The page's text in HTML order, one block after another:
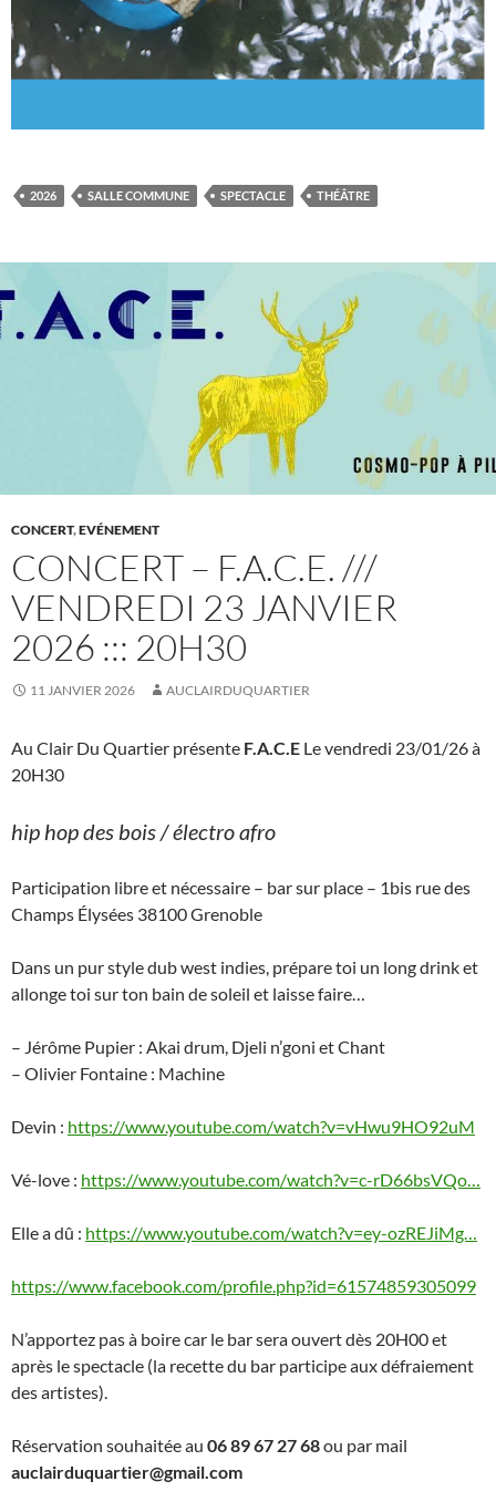
2026 SALLE COMMUNE SPECTACLE THÉÂTRE
CONCERT,EVÉNEMENT
CONCERT – F.A.C.E. ///
VENDREDI 23 JANVIER
2026 ::: 20H30
11 JANVIER 2026 AUCLAIRDUQUARTIER
Au Clair Du Quartier présente F.A.C.E Le vendredi 23/01/26 à
20H30
hip hop des bois / électro afro
Participation libre et nécessaire – bar sur place – 1bis rue des
Champs Élysées 38100 Grenoble
Dans un pur style dub west indies, prépare toi un long drink et
allonge toi sur ton bain de soleil et laisse faire…
– Jérôme Pupier : Akai drum, Djeli n’goni et Chant
– Olivier Fontaine : Machine
Devin : https://www.youtube.com/watch?v=vHwu9HO92uM
Vé-love : https://www.youtube.com/watch?v=c-rD66bsVQo…
Elle a dû : https://www.youtube.com/watch?v=ey-ozREJiMg…
https://www.facebook.com/profile.php?id=61574859305099
N’apportez pas à boire car le bar sera ouvert dès 20H00 et
après le spectacle (la recette du bar participe aux défraiement
des artistes).
Réservation souhaitée au 06 89 67 27 68ou par mail
auclairduquartier@gmail.com